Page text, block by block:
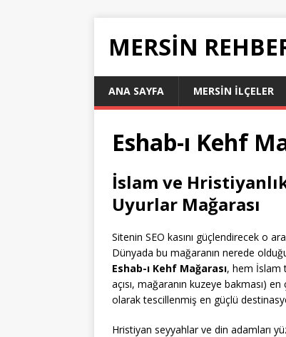
MERSIN
ANA SAYFA MERSIN İLÇELER
Eshab-ı Kehf
İslam ve
Uyurlar Mağarası
Sitenin SEO kasını güçlendirecek o
Dünyada bu mağaranın nerede
Eshab-ı Kehf Mağarası, hem İslam
açısı, mağaranın kuzeye bakması)
olarak tescillenmiş en güçlü
Hristiyan seyyahlar ve din adamları